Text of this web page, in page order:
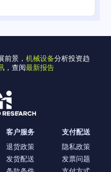
前景， 机械设备分析投资趋
，查阅最新报告
客户服务
退货政策
发货配送
支付配送
隐私政策
发票问题